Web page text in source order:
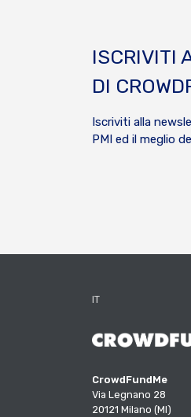
ISCRIVITI
DI
Iscriviti alla
PMI ed il meglio
IT
CrowdFundMe
Via Legnano 28
20121 Milano (MI)